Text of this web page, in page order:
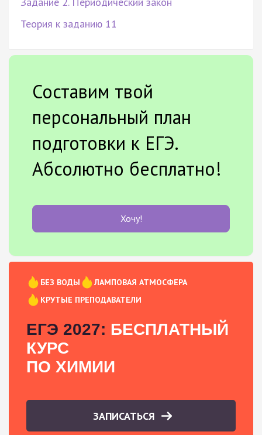
Теория к заданию 11
Составим твой
персональный план
подготовки к ЕГЭ.
Абсолютно бесплатно!
Хочу!
БЕЗ ВОДЫ
ЛАМПОВАЯ АТМОСФЕРА
КРУТЫЕ ПРЕПОДАВАТЕЛИ
ЕГЭ 2027: БЕСПЛАТНЫЙ
КУРС
ПО ХИМИИ
ЗАПИСАТЬСЯ